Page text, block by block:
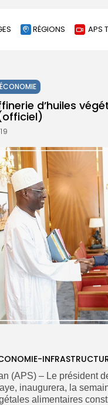
RÉGIONS APS
ÉCONOMIE
d’huiles
(APS) – Le président
inaugurera, la
alimentaires